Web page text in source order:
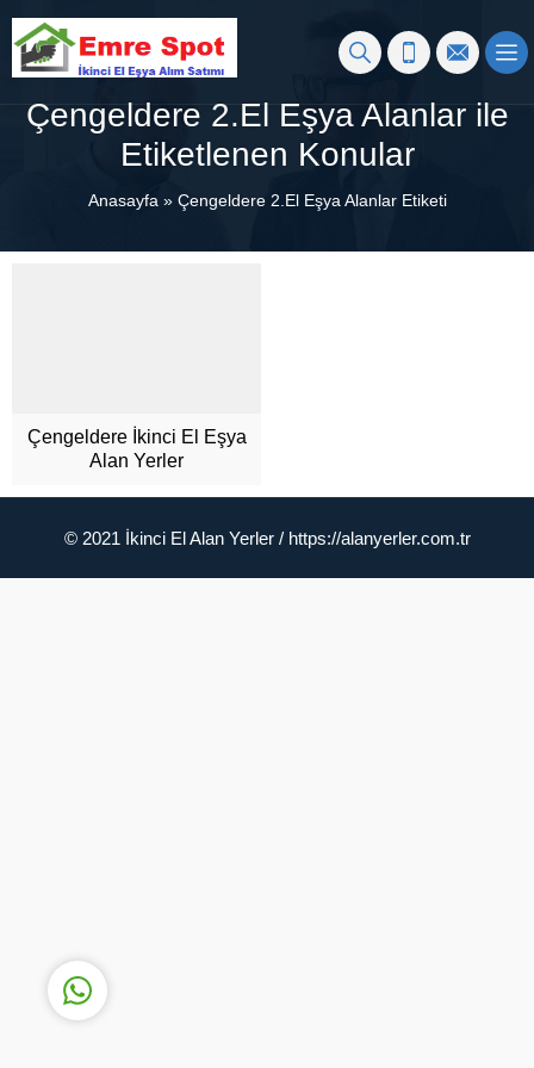
Çengeldere 2.El Eşya Alanlar ile
Etiketlenen Konular
Anasayfa » Çengeldere 2.El Eşya Alanlar Etiketi
Çengeldere İkinci El Eşya
Alan Yerler
© 2021 İkinci El Alan Yerler / https://alanyerler.com.tr